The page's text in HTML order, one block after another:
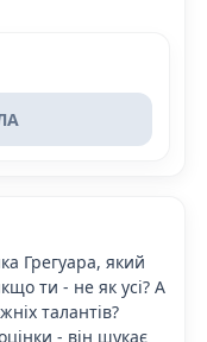
Грегуара, який
ти - не як усі? А
талантів?
- він шукає